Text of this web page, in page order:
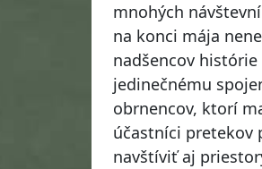
mnohých
na konci mája
nadšencov
jedinečnému
obrnencov, ktorí
účastníci pretekov
navštíviť aj